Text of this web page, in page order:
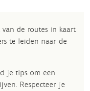
de routes in kaart
te leiden naar de
je tips om een
Respecteer je